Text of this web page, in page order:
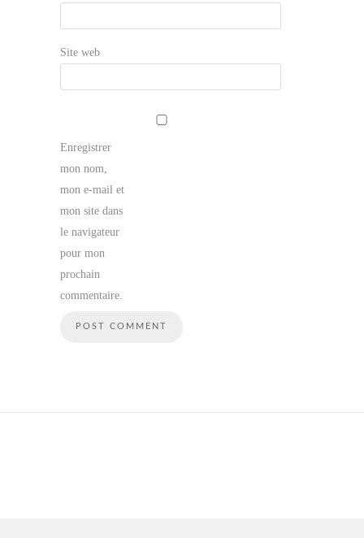
Site web
Enregistrer
mon nom,
mon e-mail et
mon site dans
le navigateur
pour mon
prochain
commentaire.